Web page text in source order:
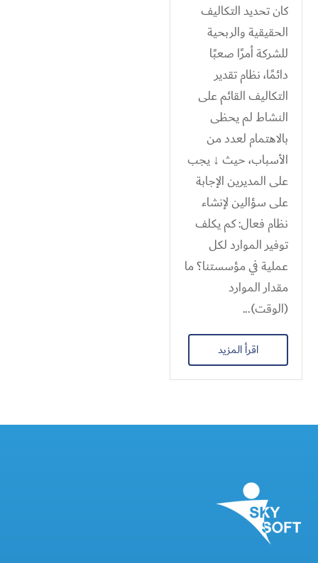
كان تحديد التكاليف
الحقيقية والربحية
للشركة أمرًا صعبًا
دائمًا، نظام تقدير
التكاليف القائم على
النشاط لم يحظى
بالاهتمام لعدد من
الأسباب، حيث ↓ يجب
على المديرين الإجابة
على سؤالين لإنشاء
نظام فعال: كم يكلف
توفير الموارد لكل
عملية في مؤسستنا؟ ما
مقدار الموارد
(الوقت)...
اقرأ المزيد